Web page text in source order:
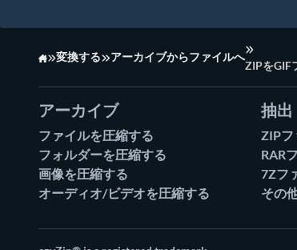
変換する アーカイブからファイルへ
ZIPをGIF
アーカイブ
ファイルを圧縮する
フォルダーを圧縮する
画像を圧縮する
オーディオ/ビデオを圧縮する
抽出
ZIP
RAR
7Zフ
その